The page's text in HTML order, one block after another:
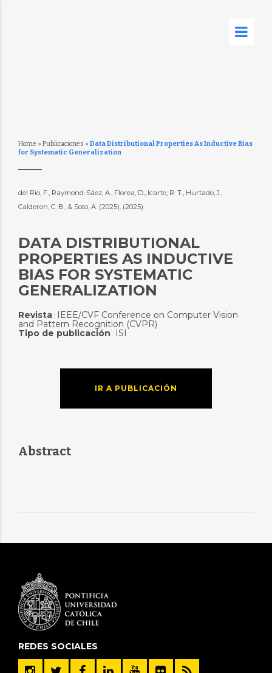
Home » Publicaciones » Data Distributional Properties As Inductive Bias
for Systematic Generalization
del Rio, F., Raymond-Sáez, A., Florea, D., Icarte, R. T., Hurtado, J.,
Calderon, C. B., & Soto, A. (2025). (2025)
DATA DISTRIBUTIONAL
PROPERTIES AS INDUCTIVE
BIAS FOR SYSTEMATIC
GENERALIZATION
Revista: IEEE/CVF Conference on Computer Vision
and Pattern Recognition (CVPR)
Tipo de publicación : ISI
IR A PUBLICACIÓN
Abstract
REDES SOCIALES